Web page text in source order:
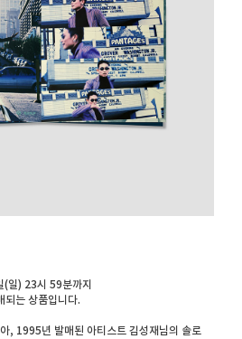
일) 23시 59분까지
되는 상품입니다.
, 1995년 발매된 아티스트 김성재님의 솔로